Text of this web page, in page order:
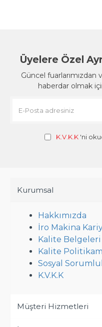
Üyelere Özel
Güncel
haberdar olmak
K.V.K.K 'ni
Kurumsal
Hakkımızda
İro Makina
Kalite Belgeleri
Kalite
Sosyal
K.V.K.K
Müşteri Hizmetleri